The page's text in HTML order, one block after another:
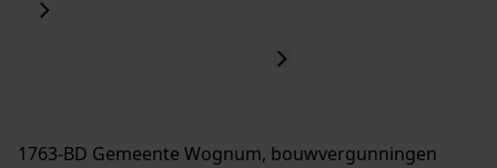
1763-BD Gemeente Wognum, bouwvergunningen